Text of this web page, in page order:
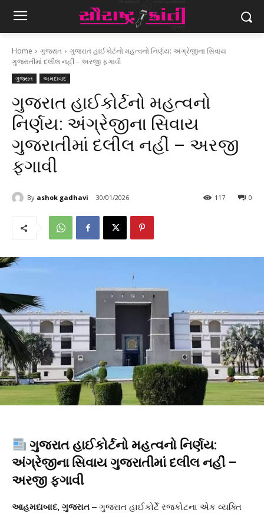
Home ગુજરાત
ગુજરાત હાઈકોર્ટનો મહત્વનો નિર્ણય: અંગ્રેજીના સિવાય
ગુજરાતીમાં દલીલ નહીં – અરજી ફગાવી
ગુજરાત અમદાવાદ
ગુજરાત હાઈકોર્ટનો મહત્વનો
નિર્ણય: અંગ્રેજીના સિવાય
ગુજરાતીમાં દલીલ નહીં – અરજી
ફગાવી
By ashok gadhavi 30/01/2026 0
117
ગુજરાત હાઈકોર્ટનો મહત્વનો નિર્ણય:
અંગ્રેજીના સિવાય ગુજરાતીમાં દલીલ નહીં –
અરજી ફગાવી
આહમદાબાદ, ગુજરાત – ગુજરાત હાઈકોર્ટે રજકોટના એક વ્યક્તિ